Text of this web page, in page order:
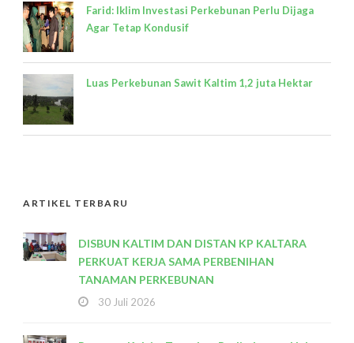
Farid: Iklim Investasi Perkebunan Perlu Dijaga
Agar Tetap Kondusif
Luas Perkebunan Sawit Kaltim 1,2 juta Hektar
ARTIKEL TERBARU
DISBUN KALTIM DAN DISTAN KP KALTARA
PERKUAT KERJA SAMA PERBENIHAN
TANAMAN PERKEBUNAN
30 Juli 2026